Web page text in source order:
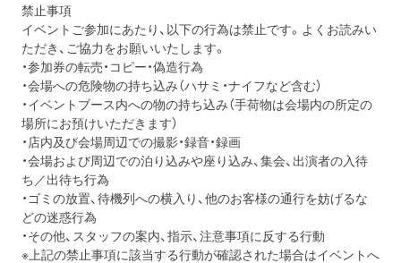
禁止事項
イベントご参加にあたり、以下の行為は禁止です。よくお読みい
ただき、ご協力をお願いいたします。
・参加券の転売・コピー・偽造行為
・会場への危険物の持ち込み（ハサミ・ナイフなど含む）
・イベントブース内への物の持ち込み（手荷物は会場内の所定の
場所にお預けいただきます）
・店内及び会場周辺での撮影・録音・録画
・会場および周辺での泊り込みや座り込み、集会、出演者の入待
ち／出待ち行為
・ゴミの放置、待機列への横入り、他のお客様の通行を妨げるな
どの迷惑行為
・その他、スタッフの案内、指示、注意事項に反する行動
※上記の禁止事項に該当する行動が確認された場合はイベントへ